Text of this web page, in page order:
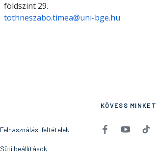
földszint 29.
tothneszabo.timea@uni-bge.hu
Felhasználási feltételek
Süti beállítások
KÖVESS MINKET